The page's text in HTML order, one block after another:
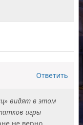
Ответить
видят в этом
игры
не верно.